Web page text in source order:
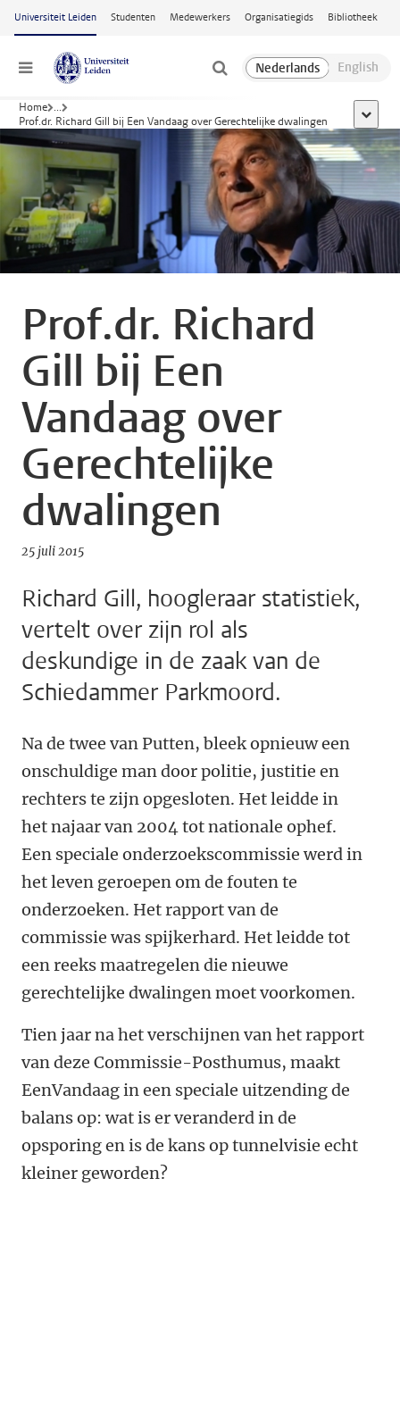
Ga naar hoofdinhoud
Universiteit Leiden Studenten Medewerkers Organisatiegids Bibliotheek
Menu
Home ...
Prof.dr. Richard Gill bij Een Vandaag over Gerechtelijke dwalingen
toon
Prof.dr. Richard
Gill bij Een
Vandaag over
Gerechtelijke
dwalingen
25 juli 2015
Richard Gill, hoogleraar statistiek,
vertelt over zijn rol als
deskundige in de zaak van de
Schiedammer Parkmoord.
Na de twee van Putten, bleek opnieuw een
onschuldige man door politie, justitie en
rechters te zijn opgesloten. Het leidde in
het najaar van 2004 tot nationale ophef.
Een speciale onderzoekscommissie werd in
het leven geroepen om de fouten te
onderzoeken. Het rapport van de
commissie was spijkerhard. Het leidde tot
een reeks maatregelen die nieuwe
gerechtelijke dwalingen moet voorkomen.
Tien jaar na het verschijnen van het rapport
van deze Commissie-Posthumus, maakt
EenVandaag in een speciale uitzending de
balans op: wat is er veranderd in de
opsporing en is de kans op tunnelvisie echt
kleiner geworden?